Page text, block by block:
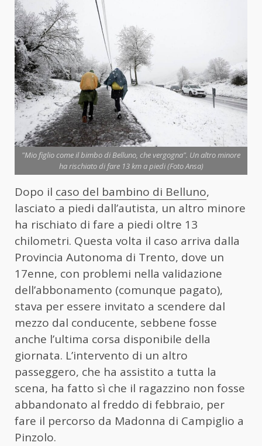
"Mio figlio come il bimbo di Belluno, che vergogna". Un altro minore
ha rischiato di fare 13 km a piedi (Foto Ansa)
Dopo il caso del bambino di Belluno,
lasciato a piedi dall’autista, un altro minore
ha rischiato di fare a piedi oltre 13
chilometri. Questa volta il caso arriva dalla
Provincia Autonoma di Trento, dove un
17enne, con problemi nella validazione
dell’abbonamento (comunque pagato),
stava per essere invitato a scendere dal
mezzo dal conducente, sebbene fosse
anche l’ultima corsa disponibile della
giornata. L’intervento di un altro
passeggero, che ha assistito a tutta la
scena, ha fatto sì che il ragazzino non fosse
abbandonato al freddo di febbraio, per
fare il percorso da Madonna di Campiglio a
Pinzolo.